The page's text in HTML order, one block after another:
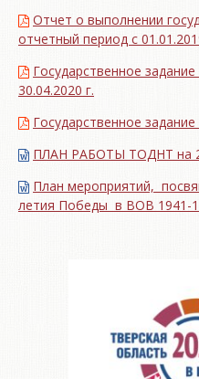
Отчет о выполнении
отчетный период с
Государственное
30.04.2020 г.
Государственное
ПЛАН РАБОТЫ ТОДНТ на
План мероприятий,
летия Победы в ВОВ 1941-